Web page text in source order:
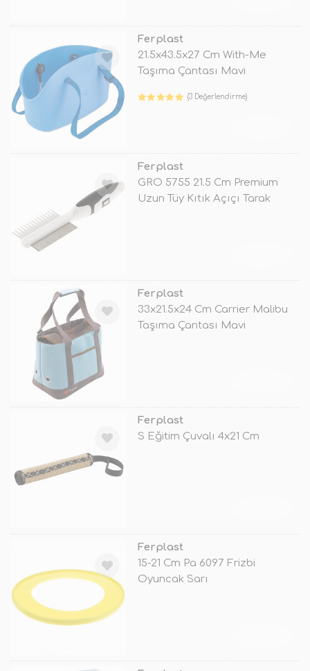
Ferplast
21.5x43.5x27 Cm With-Me
Taşıma Çantası Mavi
(3 Değerlendirme)
Ferplast
GRO 5755 21.5 Cm Premium
Uzun Tüy Kıtık Açıçı Tarak
Ferplast
33x21.5x24 Cm Carrier Malibu
Taşıma Çantası Mavi
Ferplast
S Eğitim Çuvalı 4x21 Cm
Ferplast
15-21 Cm Pa 6097 Frizbi
Oyuncak Sarı